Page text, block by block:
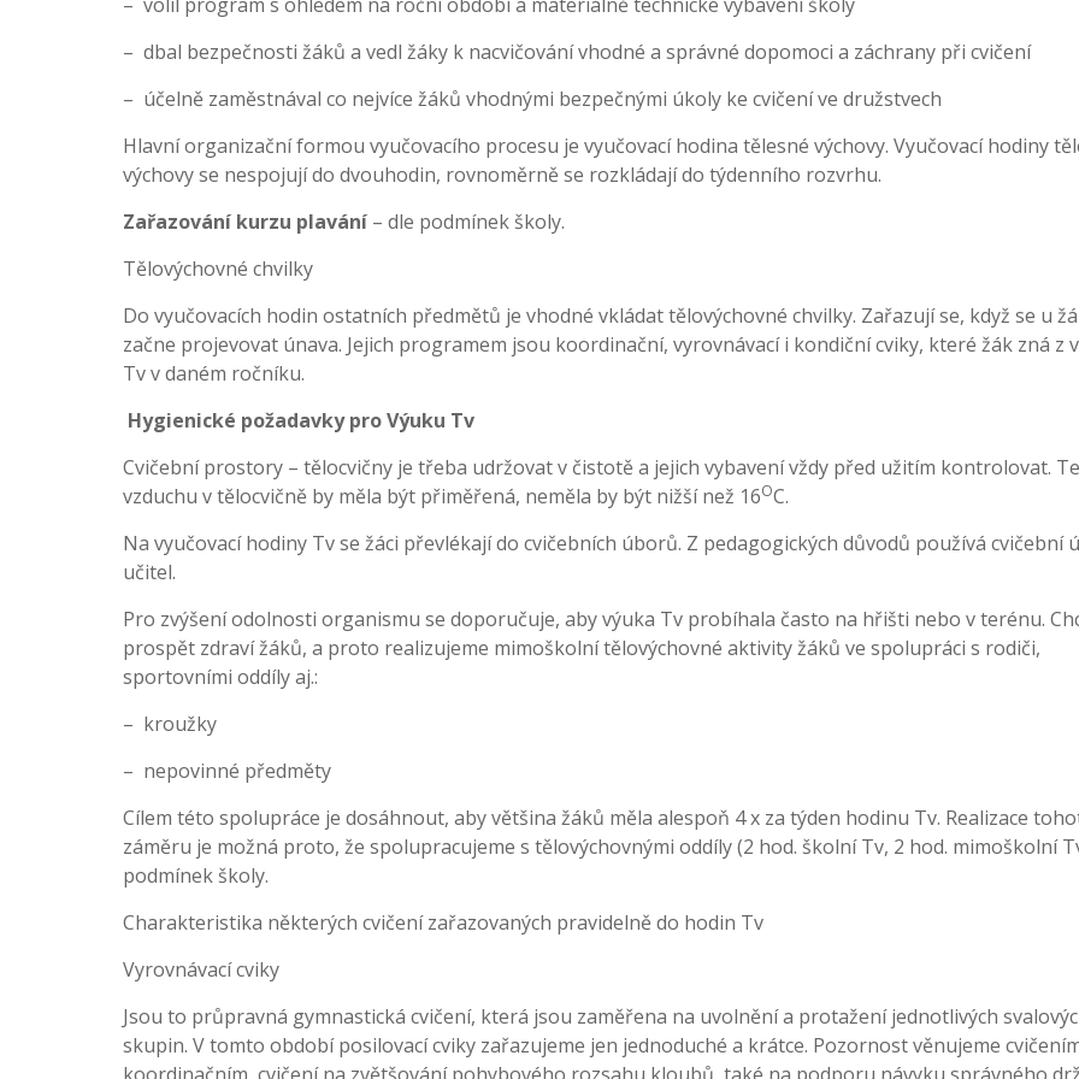
– dbal bezpečnosti žáků a vedl žáky k nacvičování vhodné a správné dopomoci a záchrany při cvičení
– účelně zaměstnával co nejvíce žáků vhodnými bezpečnými úkoly ke cvičení ve družstvech
Hlavní organizační formou vyučovacího procesu je vyučovací hodina tělesné výchovy. Vyučovací hodiny
výchovy se nespojují do dvouhodin, rovnoměrně se rozkládají do týdenního rozvrhu.
Zařazování kurzu plavání – dle podmínek školy.
Tělovýchovné chvilky
Do vyučovacích hodin ostatních předmětů je vhodné vkládat tělovýchovné chvilky. Zařazují se, když se u
začne projevovat únava. Jejich programem jsou koordinační, vyrovnávací i kondiční cviky, které žák zná z
Tv v daném ročníku.
Hygienické požadavky pro Výuku Tv
Cvičební prostory – tělocvičny je třeba udržovat v čistotě a jejich vybavení vždy před užitím kontrolovat.
vzduchu v tělocvičně by měla být přiměřená, neměla by být nižší než 16OC.
Na vyučovací hodiny Tv se žáci převlékají do cvičebních úborů. Z pedagogických důvodů používá cvičební
učitel.
Pro zvýšení odolnosti organismu se doporučuje, aby výuka Tv probíhala často na hřišti nebo v terénu.
prospět zdraví žáků, a proto realizujeme mimoškolní tělovýchovné aktivity žáků ve spolupráci s rodiči,
sportovními oddíly aj.:
– kroužky
– nepovinné předměty
Cílem této spolupráce je dosáhnout, aby většina žáků měla alespoň 4 x za týden hodinu Tv. Realizace
záměru je možná proto, že spolupracujeme s tělovýchovnými oddíly (2 hod. školní Tv, 2 hod. mimoškolní
podmínek školy.
Charakteristika některých cvičení zařazovaných pravidelně do hodin Tv
Vyrovnávací cviky
Jsou to průpravná gymnastická cvičení, která jsou zaměřena na uvolnění a protažení jednotlivých
skupin. V tomto období posilovací cviky zařazujeme jen jednoduché a krátce. Pozornost věnujeme